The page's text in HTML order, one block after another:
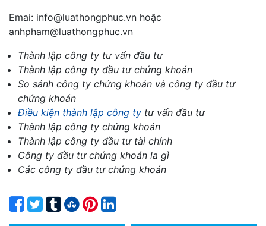
Emai: info@luathongphuc.vn hoặc
anhpham@luathongphuc.vn
Thành lập công ty tư vấn đầu tư
Thành lập công ty đầu tư chứng khoán
So sánh công ty chứng khoán và công ty đầu tư
chứng khoán
Điều kiện thành lập công ty tư vấn đầu tư
Thành lập công ty chứng khoán
Thành lập công ty đầu tư tài chính
Công ty đầu tư chứng khoán la gì
Các công ty đầu tư chứng khoán